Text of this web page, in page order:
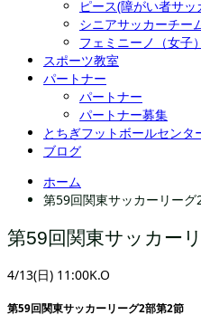
ピース(障がい者サ
シニアサッカーチー
フェミニーノ（女子）
スポーツ教室
パートナー
パートナー
パートナー募集
とちぎフットボールセンタ
ブログ
ホーム
第59回関東サッカーリーグ
第59回関東サッカー
4/13(日) 11:00K.O
第59回関東サッカーリーグ2部第2節